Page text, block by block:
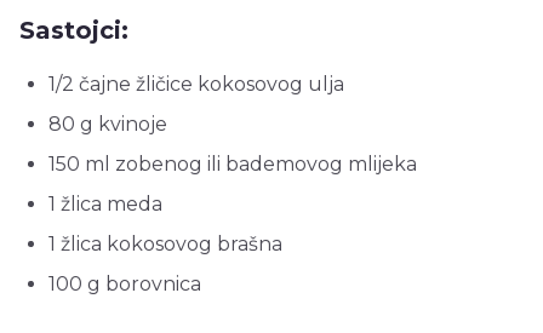
Sastojci:
1/2 čajne žličice kokosovog ulja
80 g kvinoje
150 ml zobenog ili bademovog mlijeka
1 žlica meda
1 žlica kokosovog brašna
100 g borovnica